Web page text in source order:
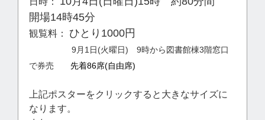
開場14時45分
観覧料： ひとり1000円
9月1日(火曜日) 9時から図書館棟3階窓口
で券売 先着86席(自由席)
上記ポスターをクリックすると大きなサイズに
なります。